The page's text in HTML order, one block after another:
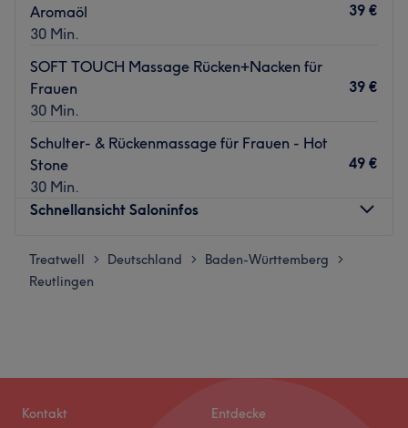
Aromaöl
30 Min.
39 €
SOFT TOUCH Massage Rücken+Nacken für
Frauen
30 Min.
39 €
Schulter- & Rückenmassage für Frauen - Hot
Stone
30 Min.
49 €
Schnellansicht Saloninfos
Montag 09:00–19:00
Dienstag
Treatwell > Deutschland > Baden-Württemberg >
Reutlingen
Kontakt Entdecke